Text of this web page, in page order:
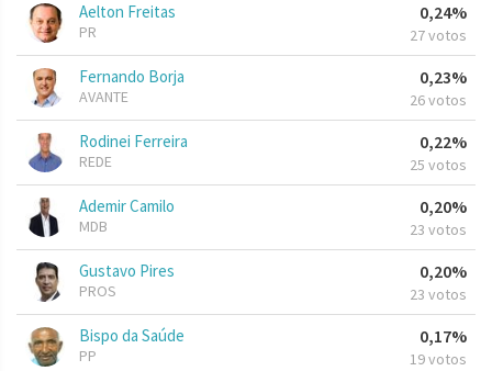
Aelton Freitas
PR
0,24%
27 votos
Fernando Borja
AVANTE
0,23%
26 votos
Rodinei Ferreira
REDE
0,22%
25 votos
Ademir Camilo
MDB
0,20%
23 votos
Gustavo Pires
PROS
0,20%
23 votos
Bispo da Saúde
PP
0,17%
19 votos